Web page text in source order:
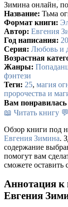
Название: Тьма
Формат книги:
Автор: Евгения
Год написания:
Серия: Любовь и
Возрастная
Жанры:
фэнтези
Теги: 25, магия
пророчества и
Вам понравилась
📖 Читать книгу
Обзор книги под
Евгения Зимина.
содержание
помогут вам
сможете оставить
Аннотация
Евгения